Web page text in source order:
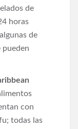
de
horas
de
pueden
con
todas las